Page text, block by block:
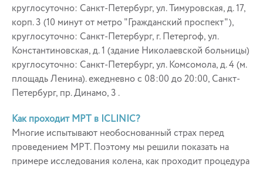
круглосуточно: Санкт-Петербург, ул. Тимуровская, д. 17,
корп. 3 (10 минут от метро "Гражданский проспект"),
круглосуточно: Санкт-Петербург, г. Петергоф, ул.
Константиновская, д. 1 (здание Николаевской больницы)
круглосуточно: Санкт-Петербург, ул. Комсомола, д. 4 (м.
площадь Ленина). ежедневно с 08:00 до 20:00, Санкт-
Петербург, пр. Динамо, 3 .
Как проходит МРТ в ICLINIC?
Многие испытывают необоснованный страх перед
проведением МРТ. Поэтому мы решили показать на
примере исследования колена, как проходит процедура